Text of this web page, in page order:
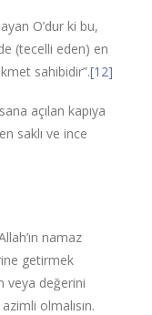
O’dur ki bu,
(tecelli eden) en
sahibidir”.[12]
açılan kapıya
saklı ve ince
namaz
getirmek
veya değerini
olmalısın.